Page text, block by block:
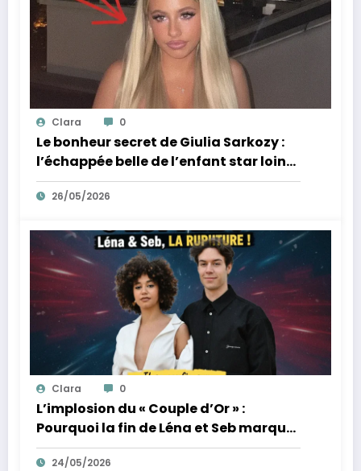
Clara 0
Le bonheur secret de Giulia Sarkozy :
l’échappée belle de l’enfant star loin
des tumultes familiaux.
26/05/2026
Clara 0
L’implosion du « Couple d’Or » :
Pourquoi la fin de Léna et Seb marque
la fin de l’innocence sur YouTube
24/05/2026